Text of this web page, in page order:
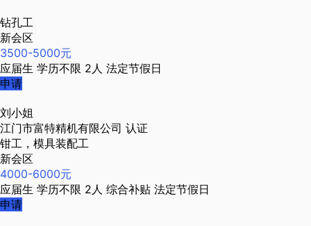
钻孔工
新会区
3500-5000元
应届生 学历不限 2人 法定节假日
申请
刘小姐
江门市富特精机有限公司 认证
钳工，模具装配工
新会区
4000-6000元
应届生 学历不限 2人 综合补贴 法定节假日
申请